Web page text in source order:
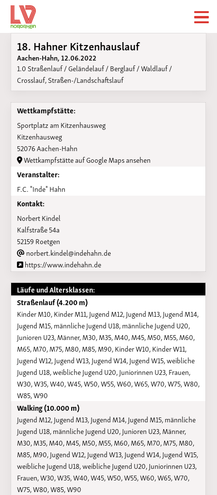
18. Hahner Kitzenhauslauf
Aachen-Hahn, 12.06.2022
1.0 Straßenlauf / Geländelauf / Berglauf / Waldlauf /
Crosslauf, Straßen-/Landschaftslauf
Wettkampfstätte:
Sportplatz am Kitzenhausweg
Kitzenhausweg
52076 Aachen-Hahn
Wettkampfstätte auf Google Maps ansehen
Veranstalter:
F.C. "Inde" Hahn
Kontakt:
Norbert Kindel
Kalfstraße 54a
52159 Roetgen
norbert.kindel@indehahn.de
https://www.indehahn.de
Läufe und Altersklassen:
Straßenlauf (4.200 m)
Kinder M10, Kinder M11, Jugend M12, Jugend M13, Jugend M14,
Jugend M15, männliche Jugend U18, männliche Jugend U20,
Junioren U23, Männer, M30, M35, M40, M45, M50, M55, M60,
M65, M70, M75, M80, M85, M90, Kinder W10, Kinder W11,
Jugend W12, Jugend W13, Jugend W14, Jugend W15, weibliche
Jugend U18, weibliche Jugend U20, Juniorinnen U23, Frauen,
W30, W35, W40, W45, W50, W55, W60, W65, W70, W75, W80,
W85, W90
Walking (10.000 m)
Jugend M12, Jugend M13, Jugend M14, Jugend M15, männliche
Jugend U18, männliche Jugend U20, Junioren U23, Männer,
M30, M35, M40, M45, M50, M55, M60, M65, M70, M75, M80,
M85, M90, Jugend W12, Jugend W13, Jugend W14, Jugend W15,
weibliche Jugend U18, weibliche Jugend U20, Juniorinnen U23,
Frauen, W30, W35, W40, W45, W50, W55, W60, W65, W70,
W75, W80, W85, W90